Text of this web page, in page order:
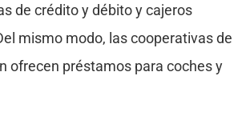
de crédito y débito y cajeros
mismo modo, las cooperativas de
ofrecen préstamos para coches y